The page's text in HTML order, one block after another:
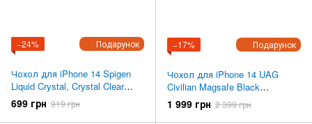
Подарунок
−24%
Чохол для iPhone 14 Spigen
Liquid Crystal, Crystal Clear
(ACS05033)
699 грн 919 грн
Подарунок
−17%
Чохол для iPhone 14 UAG
Civilian Magsafe Black
(114036114040)
1 999 грн 2 399 грн